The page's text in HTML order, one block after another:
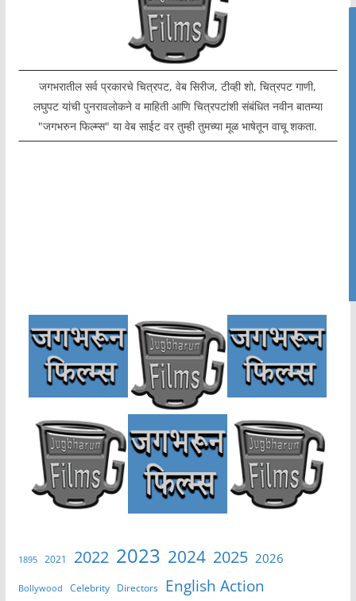
जगभरातील सर्व प्रकारचे चित्रपट, वेब सिरीज, टीव्ही शो, चित्रपट गाणी,
लघुपट यांची पुनरावलोकने व माहिती आणि चित्रपटांशी संबंधित नवीन बातम्या
"जगभरुन फिल्म्स" या वेब साईट वर तुम्ही तुमच्या मूळ भाषेतून वाचू शकता.
1895 2021 2022 2023 2024 2025 2026
Bollywood Celebrity Directors English Action